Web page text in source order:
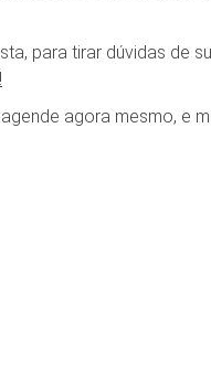
para tirar dúvidas de
!
agora mesmo, e